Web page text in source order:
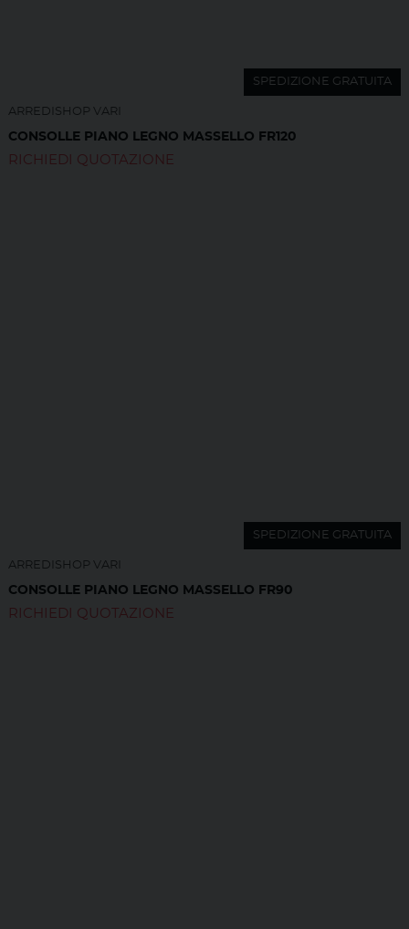
SPEDIZIONE GRATUITA
ARREDISHOP VARI
CONSOLLE PIANO LEGNO MASSELLO FR120
RICHIEDI QUOTAZIONE
SPEDIZIONE GRATUITA
ARREDISHOP VARI
CONSOLLE PIANO LEGNO MASSELLO FR90
RICHIEDI QUOTAZIONE